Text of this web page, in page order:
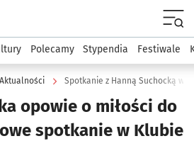
podserwis: Kultura
Polecamy Stypendia Festiwale
Aktualności Spotkanie z Hanną Suchocką w
opowie o miłości do
spotkanie w Klubie